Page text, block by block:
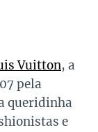
Vuitton, a
pela
queridinha
e